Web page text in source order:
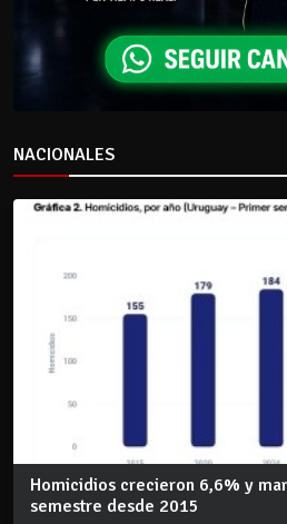
NACIONALES
Homicidios crecieron 6,6% y
semestre desde 2015